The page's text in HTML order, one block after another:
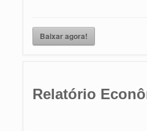
Baixar agora!
Relatório